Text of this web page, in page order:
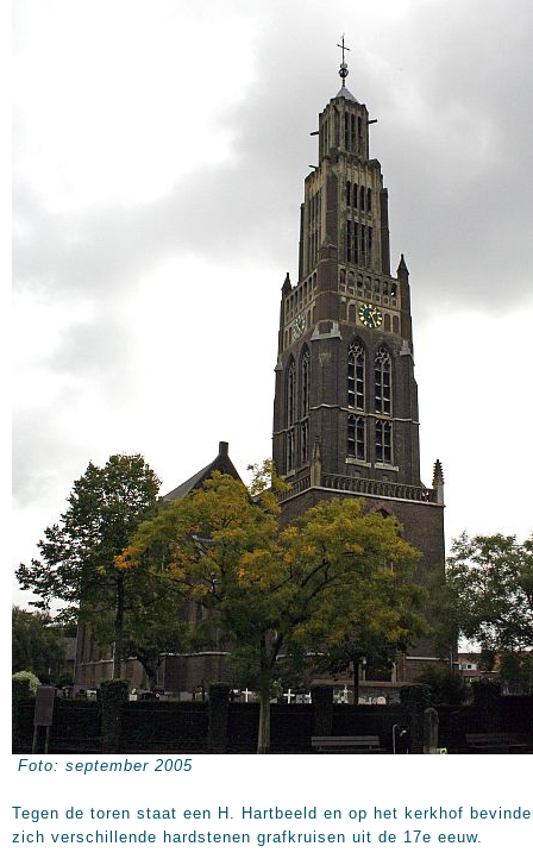
Foto: september 2005
Tegen de toren staat een H. Hartbeeld en op het kerkhof
zich verschillende hardstenen grafkruisen uit de 17e eeuw.